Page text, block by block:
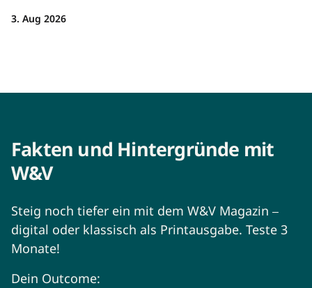
3. Aug 2026
Fakten und Hintergründe mit
W&V
Steig noch tiefer ein mit dem W&V Magazin –
digital oder klassisch als Printausgabe. Teste 3
Monate!
Dein Outcome: